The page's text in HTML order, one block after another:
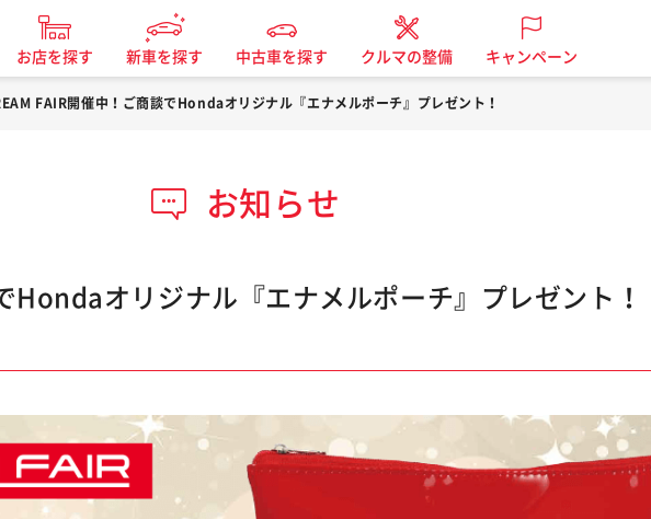
お店を探す 新車を探す 中古車を探す クルマの整備 キャンペーン
FAIR開催中！ご商談でHondaオリジナル『エナメルポーチ』プレゼント！
お知らせ
Hondaオリジナル『エナメルポーチ』プレゼント！